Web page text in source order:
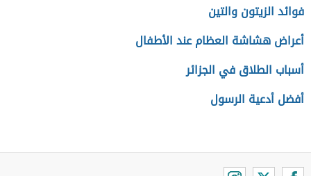
فوائد الزيتون والتين
أعراض هشاشة العظام عند الأطفال
أسباب الطلاق في الجزائر
أفضل أدعية الرسول